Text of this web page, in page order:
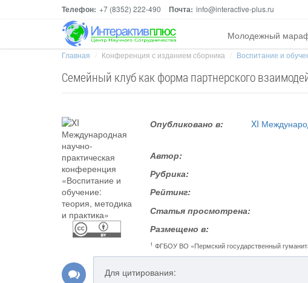
Телефон: +7 (8352) 222-490 Почта: info@interactive-plus.ru
Молодежный
Главная Конференция с изданием сборника Воспитание и
Семейный клуб как форма партнерского
Опубликовано в:
XI
Автор:
Рубрика:
Рейтинг:
Статья просмотрена:
Размещено в:
1 ФГБОУ ВО «Пермский государственный
Для цитирования: